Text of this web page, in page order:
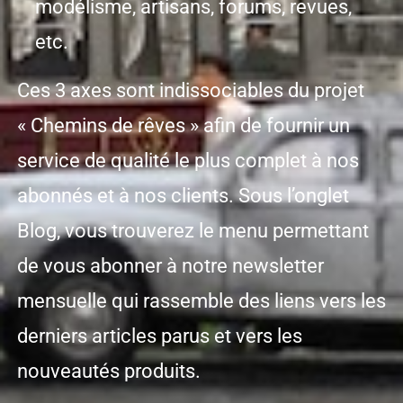
modélisme, artisans, forums, revues,
etc.
Ces 3 axes sont indissociables du projet
« Chemins de rêves » afin de fournir un
service de qualité le plus complet à nos
abonnés et à nos clients. Sous l’onglet
Blog, vous trouverez le menu permettant
de vous abonner à notre newsletter
mensuelle qui rassemble des liens vers les
derniers articles parus et vers les
nouveautés produits.